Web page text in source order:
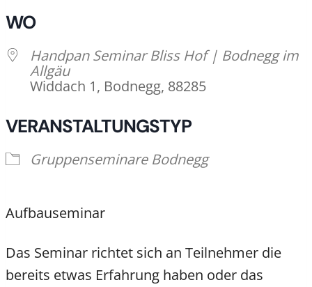
WO
Handpan Seminar Bliss Hof | Bodnegg im
Allgäu
Widdach 1, Bodnegg, 88285
VERANSTALTUNGSTYP
Gruppenseminare Bodnegg
Aufbauseminar
Das Seminar richtet sich an Teilnehmer die
bereits etwas Erfahrung haben oder das